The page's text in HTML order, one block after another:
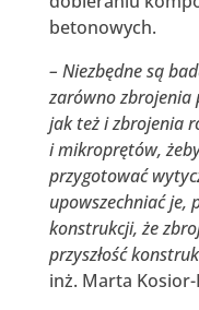
betonowych.
– Niezbędne są
zarówno zbrojenia
jak też i zbrojenia
i mikroprętów,
przygotować
upowszechniać je,
konstrukcji, że
przyszłość
inż. Marta